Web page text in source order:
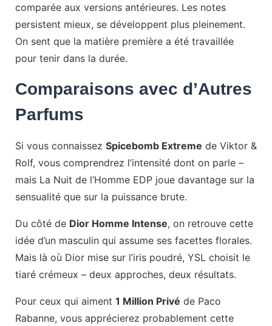
comparée aux versions antérieures. Les notes
persistent mieux, se développent plus pleinement.
On sent que la matière première a été travaillée
pour tenir dans la durée.
Comparaisons avec d’Autres
Parfums
Si vous connaissez Spicebomb Extreme de Viktor &
Rolf, vous comprendrez l’intensité dont on parle –
mais La Nuit de l’Homme EDP joue davantage sur la
sensualité que sur la puissance brute.
Du côté de Dior Homme Intense, on retrouve cette
idée d’un masculin qui assume ses facettes florales.
Mais là où Dior mise sur l’iris poudré, YSL choisit le
tiaré crémeux – deux approches, deux résultats.
Pour ceux qui aiment 1 Million Privé de Paco
Rabanne, vous apprécierez probablement cette